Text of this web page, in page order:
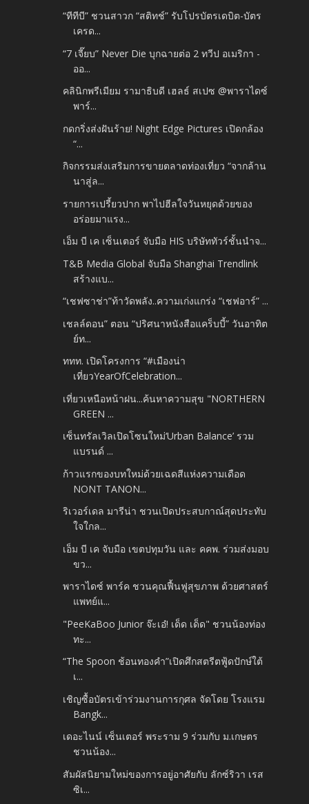
“ทีทีบี” ชวนสาวก “สติทช์” รับโปรบัตรเดบิต-บัตร
เครด...
“7 เจี๊ยบ” Never Die บุกฉายต่อ 2 ทวีป อเมริกา -
ออ...
คลินิกพรีเมียม รามาธิบดี เฮลธ์ สเปซ @พาราไดซ์
พาร์...
กดกริ่งส่งฝันร้าย! Night Edge Pictures เปิดกล้อง
“...
กิจกรรมส่งเสริมการขายตลาดท่องเที่ยว “จากล้าน
นาสู่ล...
รายการเปรี้ยวปาก พาไปฮีลใจวันหยุดด้วยของ
อร่อยมาแรง...
เอ็ม บี เค เซ็นเตอร์ จับมือ HIS บริษัททัวร์ชั้นนำจ...
T&B Media Global จับมือ Shanghai Trendlink
สร้างแบ...
“เชฟซาช่า”ท้าวัดพลัง..ความเก่งแกร่ง “เชฟอาร์” ...
เชลล์ดอน” ตอน “ปริศนาหนังสือแคร็บบี้” วันอาทิต
ย์ท...
ททท. เปิดโครงการ “#เมืองน่า
เที่ยวYearOfCelebration...
เที่ยวเหนือหน้าฝน...ค้นหาความสุข "NORTHERN
GREEN ...
เซ็นทรัลเวิลเปิดโซนใหม่‘Urban Balance’ รวม
แบรนด์ ...
ก้าวแรกของบทใหม่ด้วยเฉดสีแห่งความเดือด
NONT TANON...
ริเวอร์เดล มารีน่า ชวนเปิดประสบกาณ์สุดประทับ
ใจใกล...
เอ็ม บี เค จับมือ เขตปทุมวัน และ คคพ. ร่วมส่งมอบ
ขว...
พาราไดซ์ พาร์ค ชวนคุณฟื้นฟูสุขภาพ ด้วยศาสตร์
แพทย์แ...
"PeeKaBoo Junior จ๊ะเอ๋! เด็ด เด็ด" ชวนน้องท่อง
ทะ...
“The Spoon ช้อนทองคำ”เปิดศึกสตรีตฟู้ดปักษ์ใต้
เ...
เชิญซื้อบัตรเข้าร่วมงานการกุศล จัดโดย โรงแรม
Bangk...
เดอะไนน์ เซ็นเตอร์ พระราม 9 ร่วมกับ ม.เกษตร
ชวนน้อง...
สัมผัสนิยามใหม่ของการอยู่อาศัยกับ ลักซ์ริวา เรส
ซิเ...